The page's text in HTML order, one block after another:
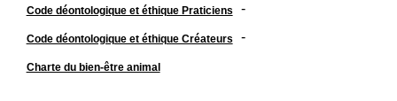
Code déontologique et éthique Praticiens -
Code déontologique et éthique Créateurs -
Charte du bien-être animal